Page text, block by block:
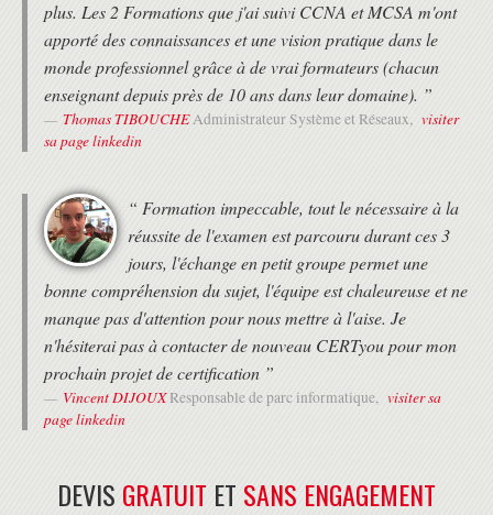
les utilisateurs
Planifier et gérer les déploiements centralisés d'Office 365 ProPlus
Activer la télémétrie et les rapports d'Office 365 ProPlus
Ateliers : Préparation des installations d'Office 365 ProPlus, Vue
d'ensemble de Exchange Online, gérer et configurer les destinataires
Exchange Online et le contrôle d'accès basé sur les rôles, planifier et
configurer les permissions
Planification et configuration des services Exchange Online
PLANIFIER ET CONFIGURER LE FLUX DE MESSAGERIE DANS OFFICE 365
Planifier et configurer la protection des emails dans Office 3685
Planifier et configurer les stratégies d'accès clients
Migrer vers Exchange Online
Ateliers : Configuration des paramètres de transport de messages, de
la protection des emails et des stratégies d'accès clients
Planification et déploiement de Microsoft Teams
QU'EST-CE QUE TEAMS
Déploiement des Teams
Authentification et accès
Transition de Skype for Buisness vers Microsoft Teams
l'organisation
plus. Les 2 Formations que j'ai suivi CCNA et MCSA m'ont
apporté des connaissances et une vision pratique dans le
monde professionnel grâce à de vrai formateurs (chacun
enseignant depuis près de 10 ans dans leur domaine). ”
Thomas TIBOUCHEAdministrateur Système et Réseaux, visiter
sa page linkedin
“ Formation impeccable, tout le nécessaire à la
réussite de l'examen est parcouru durant ces 3
jours, l'échange en petit groupe permet une
bonne compréhension du sujet, l'équipe est chaleureuse et ne
manque pas d'attention pour nous mettre à l'aise. Je
n'hésiterai pas à contacter de nouveau CERTyou pour mon
prochain projet de certification ”
Vincent DIJOUX Responsable de parc informatique, visiter sa
page linkedin
DEVIS GRATUIT ET SANS ENGAGEMENT